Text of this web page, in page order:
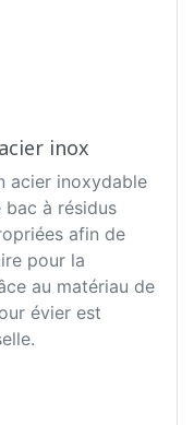
inox
acier inoxydable
à résidus
afin de
pour la
au matériau de
évier est